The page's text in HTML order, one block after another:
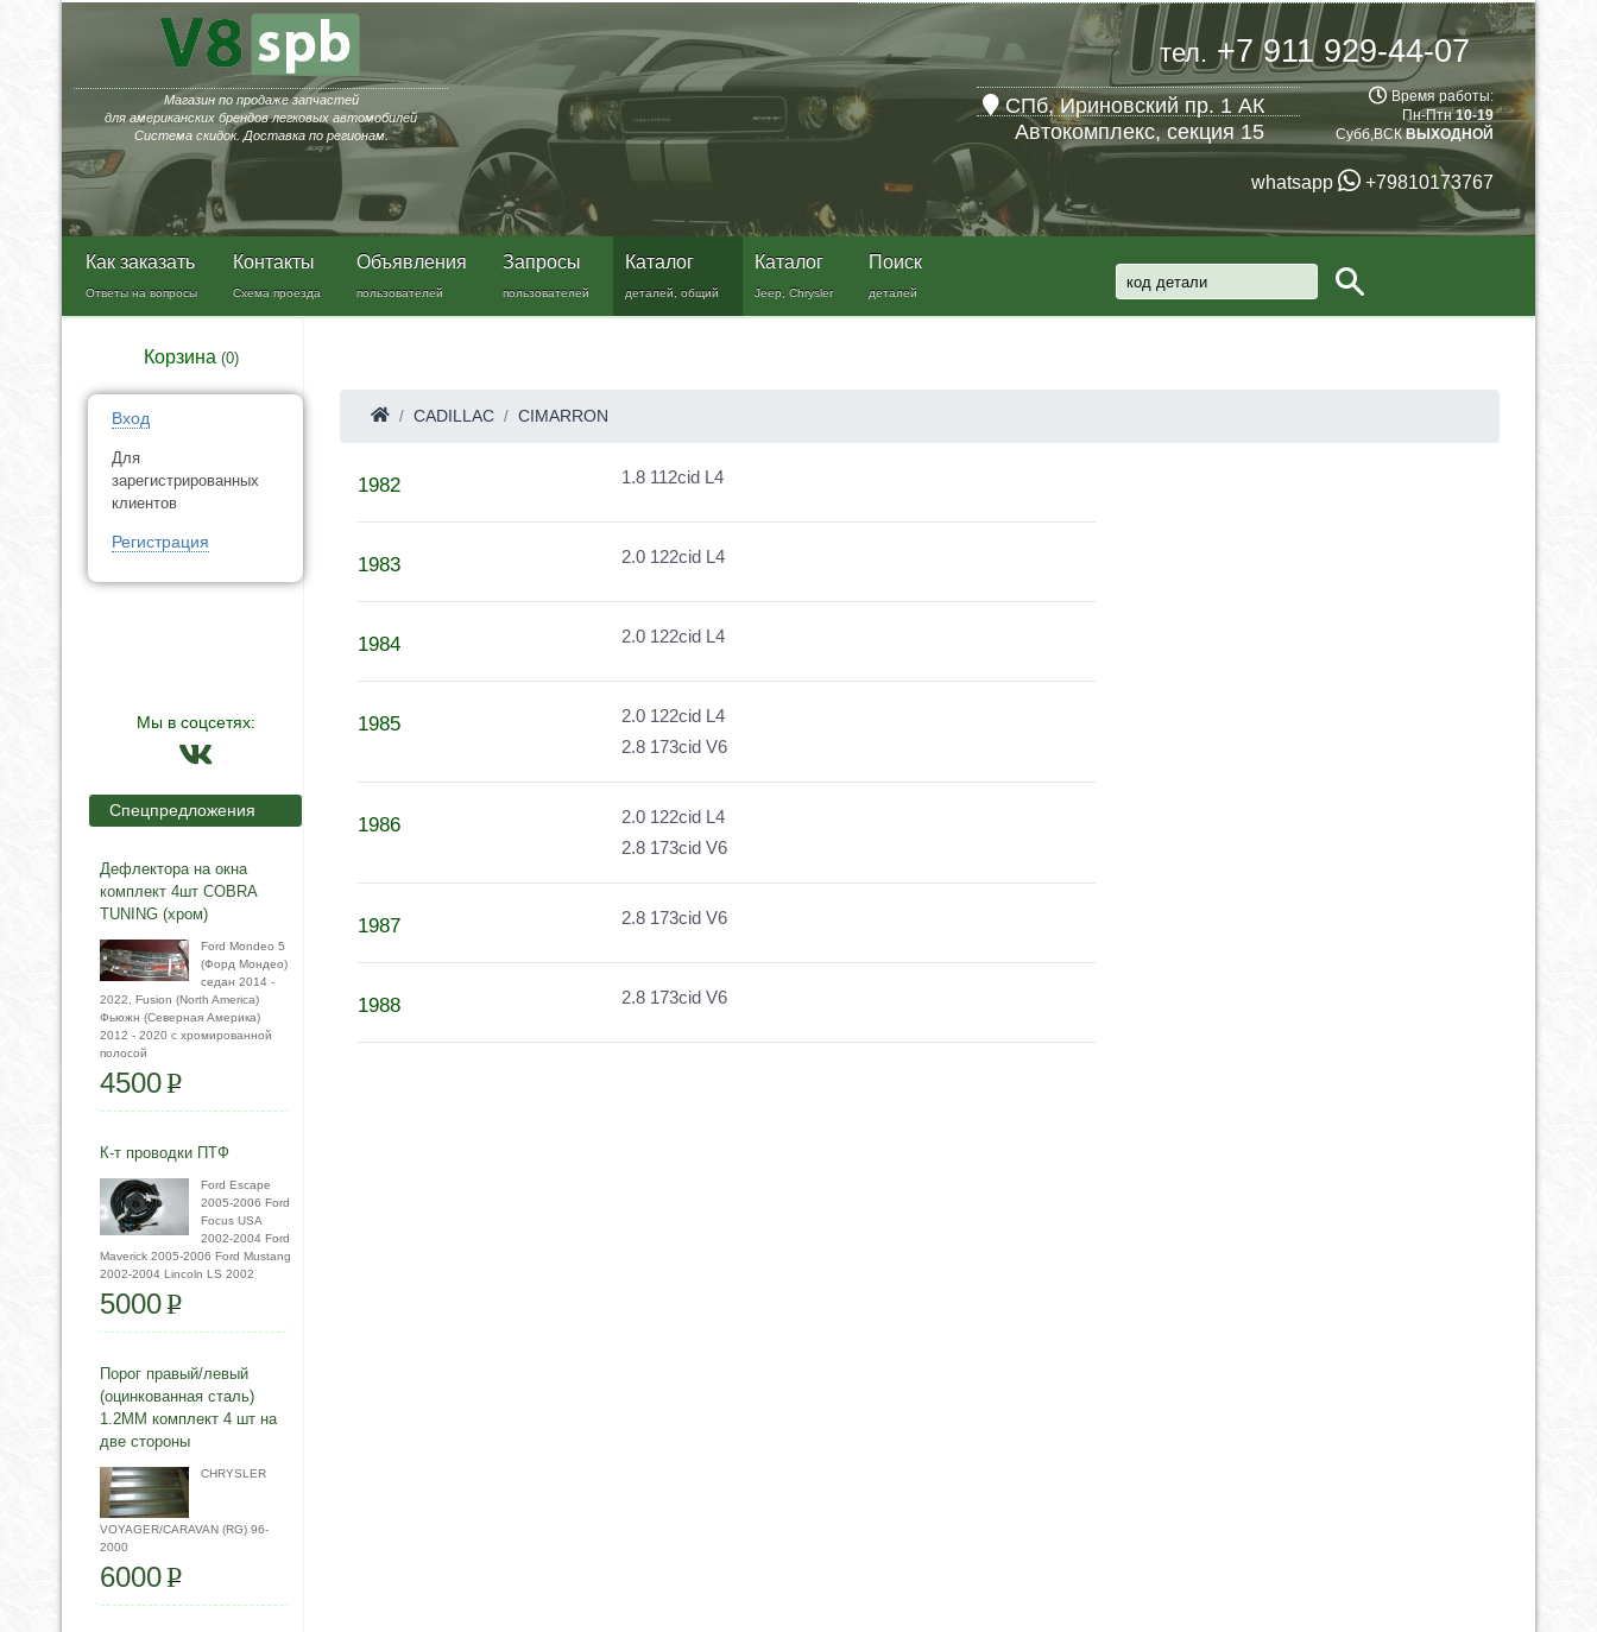
Магазин по продаже запчастей
для американских брендов легковых автомобилей
Система скидок. Доставка по регионам.
тел. +7 911 929-44-07
СПб, Ириновский пр. 1 АК
Автокомплекс, секция 15
Время работы:
Пн-Птн10-19
Субб,ВСКВЫХОДНОЙ
whatsapp +79810173767
Как заказать
Ответы на вопросы
Контакты
Схема проезда
Объявления
пользователей
Запросы
пользователей
Каталог
деталей, общий
Каталог
Jeep, Chrysler
Поиск
деталей
Корзина (0)
Вход
Для
зарегистрированных
клиентов
Регистрация
Мы в соцсетях:
Спецпредложения
Дефлектора на окна
комплект 4шт COBRA
TUNING (хром)
Ford Mondeo 5
(Форд Мондео)
седан 2014 -
2022, Fusion (North America)
Фьюжн (Северная Америка)
2012 - 2020 с хромированной
полосой
4500P
К-т проводки ПТФ
Ford Escape
2005-2006 Ford
Focus USA
2002-2004 Ford
Maverick 2005-2006 Ford Mustang
2002-2004 Lincoln LS 2002
5000P
Порог правый/левый
(оцинкованная сталь)
1.2ММ комплект 4 шт на
две стороны
CHRYSLER
VOYAGER/CARAVAN (RG) 96-
2000
6000P
CADILLAC CIMARRON
1982 1.8 112cid L4
1983 2.0 122cid L4
1984 2.0 122cid L4
1985
2.0 122cid L4
2.8 173cid V6
1986
2.0 122cid L4
2.8 173cid V6
1987 2.8 173cid V6
1988 2.8 173cid V6